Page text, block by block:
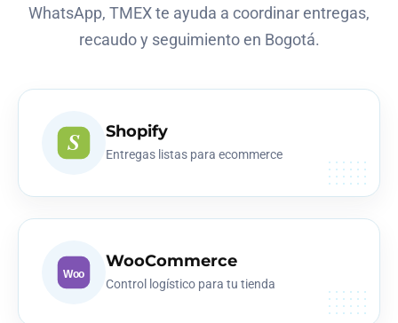
WhatsApp, TMEX te ayuda a coordinar entregas,
recaudo y seguimiento en Bogotá.
S Shopify
Entregas listas para ecommerce
Woo
WooCommerce
Control logístico para tu tienda